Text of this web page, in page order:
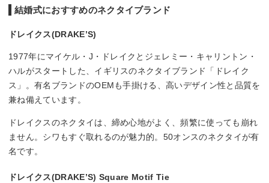
結婚式におすすめのネクタイブランド
ドレイクス(DRAKE’S)
1977年にマイケル・J・ドレイクとジェレミー・キャリントン・
ハルがスタートした、イギリスのネクタイブランド「ドレイク
ス」。有名ブランドのOEMも手掛ける、高いデザイン性と品質を
兼ね備えています。
ドレイクスのネクタイは、締め心地がよく、頻繁に使っても崩れ
ません。シワもすぐ取れるのが魅力的。50オンスのネクタイが有
名です。
ドレイクス(DRAKE’S) Square Motif Tie